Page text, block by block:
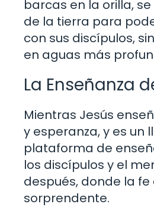
barcas en la orilla,
de la tierra para
con sus discípulos,
en aguas más
La Enseñanza
Mientras Jesús
y esperanza, y es un
plataforma de
los discípulos y el
después, donde la
sorprendente.